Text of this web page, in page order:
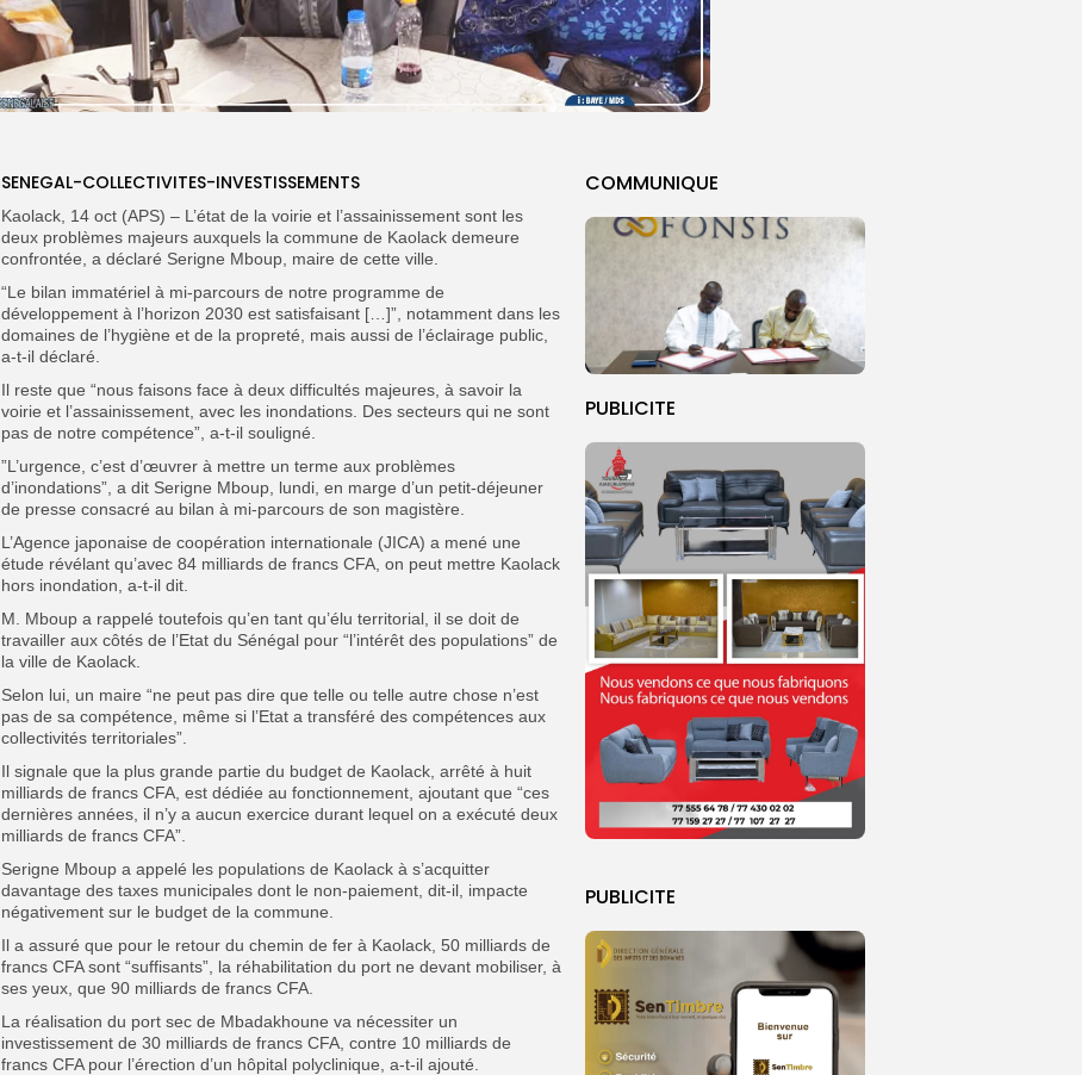
COMMUNIQUE
PUBLICITE
PUBLICITE
SENEGAL-COLLECTIVITES-INVESTISSEMENTS
Kaolack, 14 oct (APS) – L’état de la voirie et l’assainissement sont les
deux problèmes majeurs auxquels la commune de Kaolack demeure
confrontée, a déclaré Serigne Mboup, maire de cette ville.
“Le bilan immatériel à mi-parcours de notre programme de
développement à l’horizon 2030 est satisfaisant […]”, notamment dans les
domaines de l’hygiène et de la propreté, mais aussi de l’éclairage public,
a-t-il déclaré.
Il reste que “nous faisons face à deux difficultés majeures, à savoir la
voirie et l’assainissement, avec les inondations. Des secteurs qui ne sont
pas de notre compétence”, a-t-il souligné.
”L’urgence, c’est d’œuvrer à mettre un terme aux problèmes
d’inondations”, a dit Serigne Mboup, lundi, en marge d’un petit-déjeuner
de presse consacré au bilan à mi-parcours de son magistère.
L’Agence japonaise de coopération internationale (JICA) a mené une
étude révélant qu’avec 84 milliards de francs CFA, on peut mettre Kaolack
hors inondation, a-t-il dit.
M. Mboup a rappelé toutefois qu’en tant qu’élu territorial, il se doit de
travailler aux côtés de l’Etat du Sénégal pour “l’intérêt des populations” de
la ville de Kaolack.
Selon lui, un maire “ne peut pas dire que telle ou telle autre chose n’est
pas de sa compétence, même si l’Etat a transféré des compétences aux
collectivités territoriales”.
Il signale que la plus grande partie du budget de Kaolack, arrêté à huit
milliards de francs CFA, est dédiée au fonctionnement, ajoutant que “ces
dernières années, il n’y a aucun exercice durant lequel on a exécuté deux
milliards de francs CFA”.
Serigne Mboup a appelé les populations de Kaolack à s’acquitter
davantage des taxes municipales dont le non-paiement, dit-il, impacte
négativement sur le budget de la commune.
Il a assuré que pour le retour du chemin de fer à Kaolack, 50 milliards de
francs CFA sont “suffisants”, la réhabilitation du port ne devant mobiliser, à
ses yeux, que 90 milliards de francs CFA.
La réalisation du port sec de Mbadakhoune va nécessiter un
investissement de 30 milliards de francs CFA, contre 10 milliards de
francs CFA pour l’érection d’un hôpital polyclinique, a-t-il ajouté.